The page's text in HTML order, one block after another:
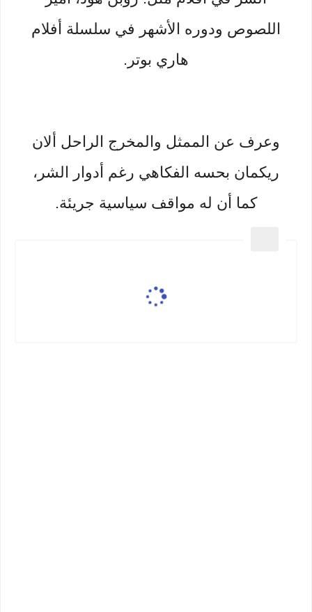
اللصوص ودوره الأشهر في سلسلة أفلام
هاري بوتر.
وعرف عن الممثل والمخرج الراحل ألان
ريكمان بحسه الفكاهي رغم أدوار الشر،
كما أن له مواقف سياسية جريئة.